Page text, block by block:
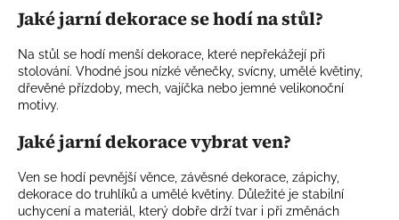
Jaké jarní dekorace se hodí na stůl?
Na stůl se hodí menší dekorace, které nepřekážejí při
stolování. Vhodné jsou nízké věnečky, svícny, umělé květiny,
dřevěné přízdoby, mech, vajíčka nebo jemné velikonoční
motivy.
Jaké jarní dekorace vybrat ven?
Ven se hodí pevnější věnce, závěsné dekorace, zápichy,
dekorace do truhlíků a umělé květiny. Důležité je stabilní
uchycení a materiál, který dobře drží tvar i při změnách